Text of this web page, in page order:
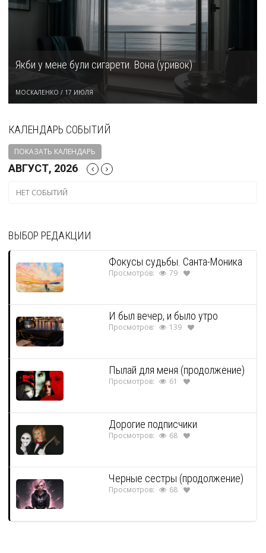
Якби у мене були сигарети. Вона (уривок)
МОСКАЛЕНКО / 17 ИЮЛЯ
КАЛЕНДАРЬ СОБЫТИЙ
ПОКАЗАТЬ КАЛЕНДАРЬ
АВГУСТ, 2026
НЕТ СОБЫТИЙ
ВЫБОР РЕДАКЦИИ
Фокусы судьбы. Санта-Моника
Просмотров: 79
И был вечер, и было утро
Просмотров: 139
Пылай для меня (продолжение)
Просмотров: 61
Дорогие подписчики
Просмотров: 68
Черные сестры (продолжение)
Просмотров: 68